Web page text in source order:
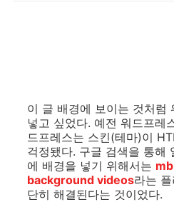
이 글 배경에 보이는 것처럼
넣고 싶었다. 예전 워드프레
드프레스는 스킨(테마)이
걱정됐다. 구글 검색을 통해
에 배경을 넣기 위해서는
background videos라는
단히 해결된다는 것이었다.